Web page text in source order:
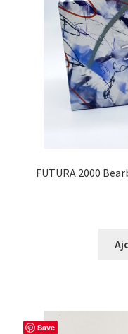
FUTURA 2000
Save